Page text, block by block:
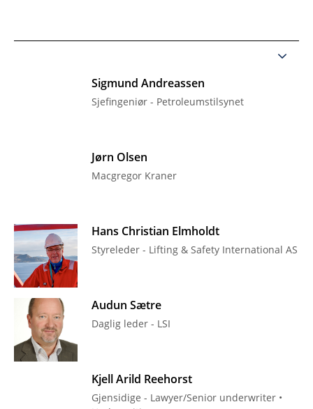
Sigmund Andreassen
Sjefingeniør - Petroleumstilsynet
Jørn Olsen
Macgregor Kraner
Hans Christian Elmholdt
Styreleder - Lifting & Safety International AS
Audun Sætre
Daglig leder - LSI
Kjell Arild Reehorst
Gjensidige - Lawyer/Senior underwriter •